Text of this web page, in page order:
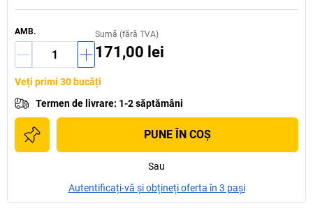
AMB. Sumă (fără TVA)
171,00 lei
Veți primi 30 bucăți
Termen de livrare: 1-2 săptămâni
PUNE ÎN COŞ
Sau
Autentificați-vă și obțineți oferta în 3 pași